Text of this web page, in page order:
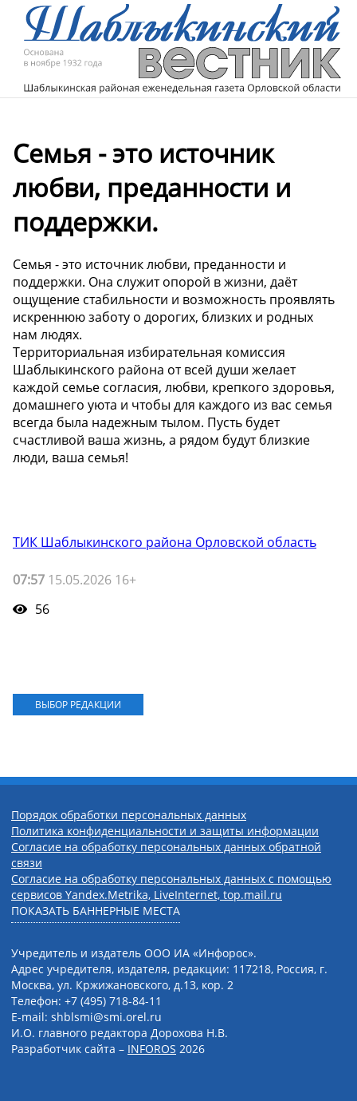
Семья - это источник
любви, преданности и
поддержки.
Семья - это источник любви, преданности и
поддержки. Она служит опорой в жизни, даёт
ощущение стабильности и возможность проявлять
искреннюю заботу о дорогих, близких и родных
нам людях.
Территориальная избирательная комиссия
Шаблыкинского района от всей души желает
каждой семье согласия, любви, крепкого здоровья,
домашнего уюта и чтобы для каждого из вас семья
всегда была надежным тылом. Пусть будет
счастливой ваша жизнь, а рядом будут близкие
люди, ваша семья!
ТИК Шаблыкинского района Орловской область
07:57 15.05.2026 16+
56
ВЫБОР РЕДАКЦИИ
Порядок обработки персональных данных
Политика конфиденциальности и защиты информации
Согласие на обработку персональных данных обратной
связи
Согласие на обработку персональных данных с помощью
сервисов Yandex.Metrika, LiveInternet, top.mail.ru
ПОКАЗАТЬ БАННЕРНЫЕ МЕСТА
Учредитель и издатель ООО ИА «Инфорос».
Адрес учредителя, издателя, редакции: 117218, Россия, г.
Москва, ул. Кржижановского, д.13, кор. 2
Телефон: +7 (495) 718-84-11
E-mail: shblsmi@smi.orel.ru
И.О. главного редактора Дорохова Н.В.
Разработчик сайта – INFOROS 2026